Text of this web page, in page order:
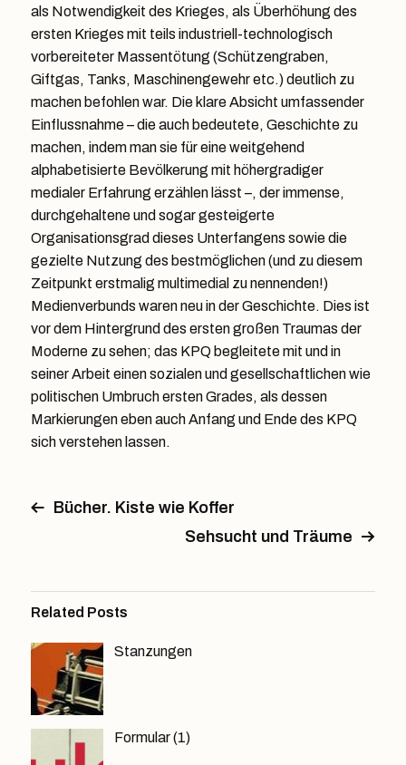
als Notwendigkeit des Krieges, als Überhöhung des
ersten Krieges mit teils industriell-technologisch
vorbereiteter Massentötung (Schützengraben,
Giftgas, Tanks, Maschinengewehr etc.) deutlich zu
machen befohlen war. Die klare Absicht umfassender
Einflussnahme – die auch bedeutete, Geschichte zu
machen, indem man sie für eine weitgehend
alphabetisierte Bevölkerung mit höhergradiger
medialer Erfahrung erzählen lässt –, der immense,
durchgehaltene und sogar gesteigerte
Organisationsgrad dieses Unterfangens sowie die
gezielte Nutzung des bestmöglichen (und zu diesem
Zeitpunkt erstmalig multimedial zu nennenden!)
Medienverbunds waren neu in der Geschichte. Dies ist
vor dem Hintergrund des ersten großen Traumas der
Moderne zu sehen; das KPQ begleitete mit und in
seiner Arbeit einen sozialen und gesellschaftlichen wie
politischen Umbruch ersten Grades, als dessen
Markierungen eben auch Anfang und Ende des KPQ
sich verstehen lassen.
Bücher. Kiste wie Koffer
Sehsucht und Träume
Related Posts
Stanzungen
Formular (1)